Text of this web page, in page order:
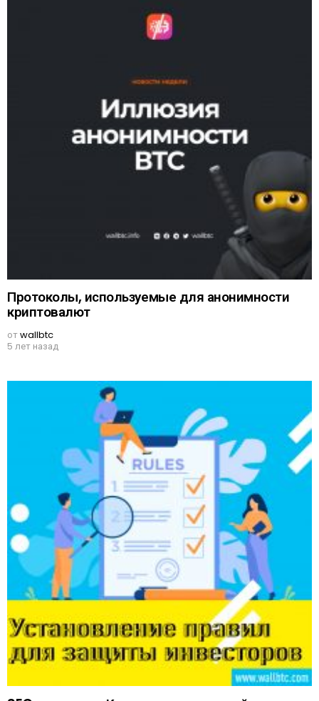
Протоколы, используемые для анонимности
криптовалют
отwallbtc
5 лет назад